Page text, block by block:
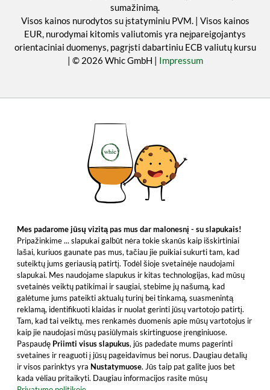
sumažinimą.
Visos kainos nurodytos su įstatyminiu PVM. | Visos kainos
EUR, nurodymai kitomis valiutomis yra neįpareigojantys
orientaciniai duomenys, pagrįsti dabartiniu ECB valiutų kursu
| © 2026 Whic GmbH | Impressum
Mes padarome jūsų vizitą pas mus dar malonesnį - su slapukais!
Pripažinkime ... slapukai galbūt nėra tokie skanūs kaip išskirtiniai
lašai, kuriuos gaunate pas mus, tačiau jie puikiai sukurti tam, kad
suteiktų jums geriausią patirtį. Todėl šioje svetainėje naudojami
slapukai. Mes naudojame slapukus ir kitas technologijas, kad mūsų
svetainės veiktų patikimai ir saugiai, stebime jų našumą, kad
galėtume jums pateikti aktualų turinį bei tinkamą, suasmenintą
reklamą, identifikuoti klaidas ir nuolat gerinti jūsų vartotojo patirtį.
Tam, kad tai veiktų, mes renkamės duomenis apie mūsų vartotojus ir
kaip jie naudojasi mūsų pasiūlymais skirtinguose įrenginiuose.
Paspaudę Priimti visus slapukus, jūs padedate mums pagerinti
svetaines ir reaguoti į jūsų pageidavimus bei norus. Daugiau detalių
ir visos parinktys yra Nustatymuose. Jūs taip pat galite juos bet
kada vėliau pritaikyti. Daugiau informacijos rasite mūsų